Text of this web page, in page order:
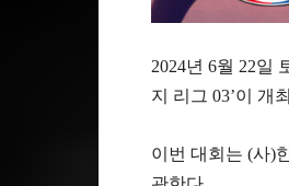
2024년 6월 22일
지 리그 03’이 개
이번 대회는 (사)